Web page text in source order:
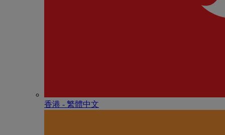
香港 - 繁體中文